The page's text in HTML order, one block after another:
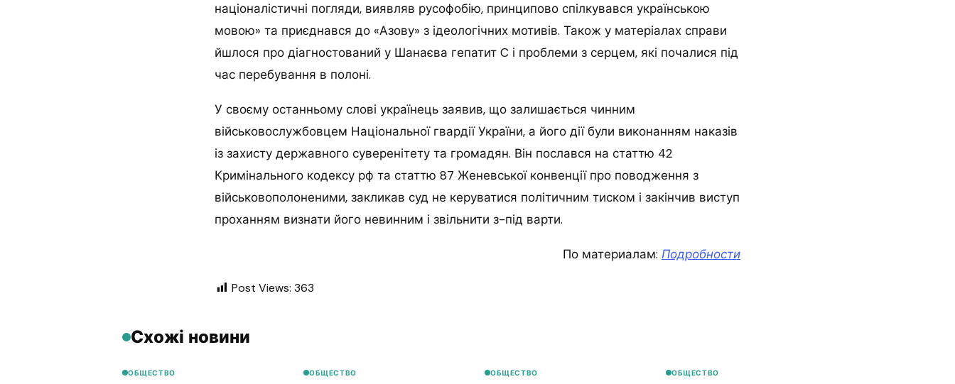
націоналістичні погляди, виявляв русофобію, принципово спілкувався українською
мовою» та приєднався до «Азову» з ідеологічних мотивів. Також у матеріалах справи
йшлося про діагностований у Шанаєва гепатит C і проблеми з серцем, які почалися під
час перебування в полоні.
У своєму останньому слові українець заявив, що залишається чинним
військовослужбовцем Національної гвардії України, а його дії були виконанням наказів
із захисту державного суверенітету та громадян. Він послався на статтю 42
Кримінального кодексу рф та статтю 87 Женевської конвенції про поводження з
військовополоненими, закликав суд не керуватися політичним тиском і закінчив виступ
проханням визнати його невинним і звільнити з-під варти.
По материалам: Подробности
Post Views: 363
Схожі новини
ОБЩЕСТВО ОБЩЕСТВО ОБЩЕСТВО ОБЩЕСТВО